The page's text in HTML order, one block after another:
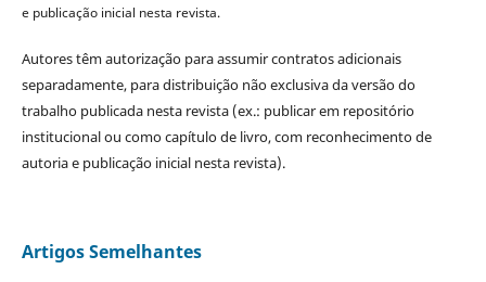
e publicação inicial nesta revista.
Autores têm autorização para assumir contratos adicionais
separadamente, para distribuição não exclusiva da versão do
trabalho publicada nesta revista (ex.: publicar em repositório
institucional ou como capítulo de livro, com reconhecimento de
autoria e publicação inicial nesta revista).
Artigos Semelhantes